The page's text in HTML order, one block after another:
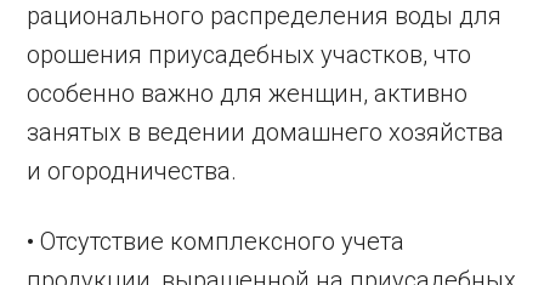
рационального распределения воды для
орошения приусадебных участков, что
особенно важно для женщин, активно
занятых в ведении домашнего хозяйства
и огородничества.
• Отсутствие комплексного учета